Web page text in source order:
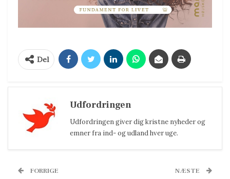
Del
Udfordringen
Udfordringen giver dig kristne nyheder og
emner fra ind- og udland hver uge.
FORRIGE NÆSTE